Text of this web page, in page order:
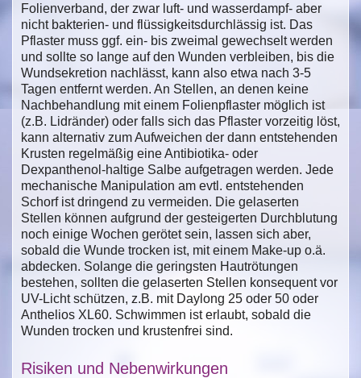
Folienverband, der zwar luft- und wasserdampf- aber
nicht bakterien- und flüssigkeitsdurchlässig ist. Das
Pflaster muss ggf. ein- bis zweimal gewechselt werden
und sollte so lange auf den Wunden verbleiben, bis die
Wundsekretion nachlässt, kann also etwa nach 3-5
Tagen entfernt werden. An Stellen, an denen keine
Nachbehandlung mit einem Folienpflaster möglich ist
(z.B. Lidränder) oder falls sich das Pflaster vorzeitig löst,
kann alternativ zum Aufweichen der dann entstehenden
Krusten regelmäßig eine Antibiotika- oder
Dexpanthenol-haltige Salbe aufgetragen werden. Jede
mechanische Manipulation am evtl. entstehenden
Schorf ist dringend zu vermeiden. Die gelaserten
Stellen können aufgrund der gesteigerten Durchblutung
noch einige Wochen gerötet sein, lassen sich aber,
sobald die Wunde trocken ist, mit einem Make-up o.ä.
abdecken. Solange die geringsten Hautrötungen
bestehen, sollten die gelaserten Stellen konsequent vor
UV-Licht schützen, z.B. mit Daylong 25 oder 50 oder
Anthelios XL60. Schwimmen ist erlaubt, sobald die
Wunden trocken und krustenfrei sind.
Risiken und Nebenwirkungen